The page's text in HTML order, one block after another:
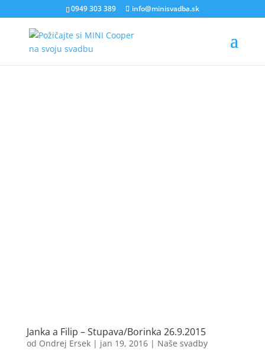
0949 303 389 info@minisvadba.sk
Janka a Filip – Stupava/Borinka 26.9.2015
od Ondrej Ersek| jan 19, 2016| Naše svadby